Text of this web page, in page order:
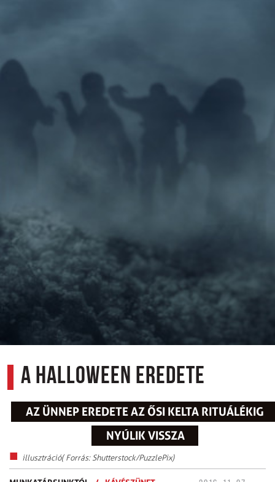
A Halloween eredete
AZ ÜNNEP EREDETE AZ ŐSI KELTA RITUÁLÉKIG
NYÚLIK VISSZA
illusztráció( Forrás: Shutterstock/PuzzlePix)